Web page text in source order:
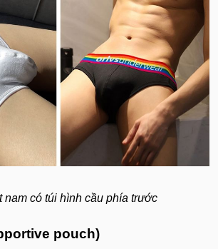
nam có túi hình cầu phía trước
pouch)